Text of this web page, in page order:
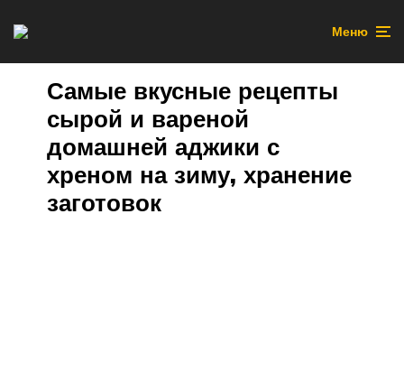
Меню
Самые вкусные рецепты
сырой и вареной
домашней аджики с
хреном на зиму, хранение
заготовок